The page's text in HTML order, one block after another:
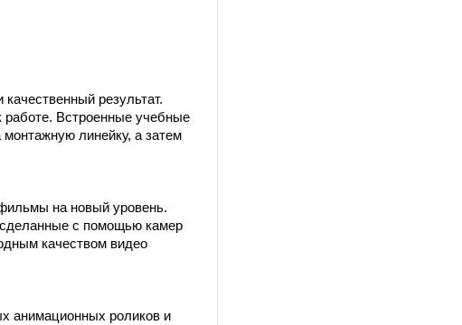
результат.
работе. Встроенные учебные
линейку, а затем
на новый уровень.
сделанные с помощью камер
качеством видео
анимационных роликов и